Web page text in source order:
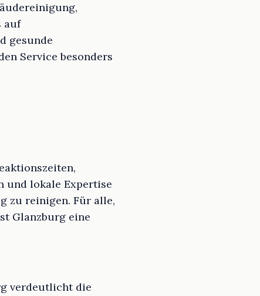
auf
gesunde
Service besonders
und lokale Expertise
zu reinigen. Für alle,
Glanzburg eine
verdeutlicht die